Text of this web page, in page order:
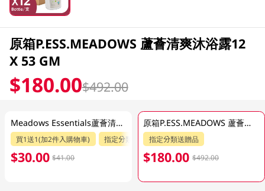
原箱P.ESS.MEADOWS 蘆薈清爽沐浴露12
X 53 GM
$180.00$492.00
Meadows Essentials蘆薈清爽沐浴露 1LT
買1送1(加2件入購物車) 指定分類送贈品
$30.00 $41.00
原箱P.ESS.MEADOWS 蘆薈清爽沐浴露12 X 53 GM
指定分類送贈品
$180.00 $492.00